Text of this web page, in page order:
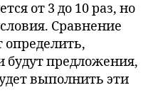
от 3 до 10 раз, но
Сравнение
предложения,
выполнить эти